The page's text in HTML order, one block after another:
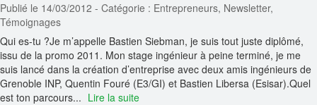
Publié le 14/03/2012 - Catégorie : Entrepreneurs, Newsletter,
Témoignages
Qui es-tu ?Je m’appelle Bastien Siebman, je suis tout juste diplômé,
issu de la promo 2011. Mon stage ingénieur à peine terminé, je me
suis lancé dans la création d’entreprise avec deux amis ingénieurs de
Grenoble INP, Quentin Fouré (E3/GI) et Bastien Libersa (Esisar).Quel
est ton parcours... Lire la suite